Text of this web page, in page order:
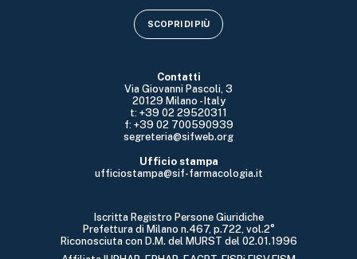
Contatti
Via Giovanni Pascoli, 3
20129 Milano - Italy
t: +39 02 29520311
f: +39 02 700590939
segreteria@sifweb.org
Ufficio stampa
ufficiostampa@sif-farmacologia.it
Iscritta Registro Persone Giuridiche
Prefettura di Milano n.467, p.722, vol.2°
Riconosciuta con D.M. del MURST del 02.01.1996
SCOPRI DI PIÙ